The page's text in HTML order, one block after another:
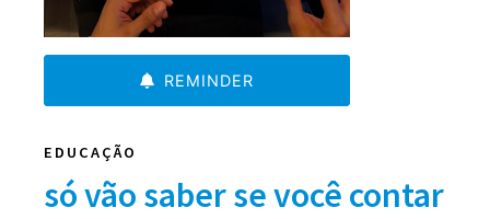
REMINDER
EDUCAÇÃO
só vão saber se você contar